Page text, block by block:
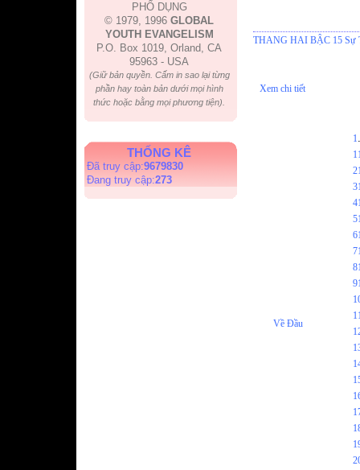
PHỔ DỤNG
© 1979, 1996 GLOBAL
YOUTH EVANGELISM
P.O. Box 1019, Orland, CA
95963 - USA
(Giữ bản quyền. Cấm in sao lại từng
phần hay toàn bản dưới mọi hình
thức hoặc bằng mọi phương tiện).
THỐNG KÊ
Đã truy cập:9679830
Đang truy cập:273
THANG HAI BẬC 15 Sự
Xem chi tiết
Về Đầu
1.